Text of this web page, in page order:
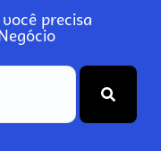
precisa